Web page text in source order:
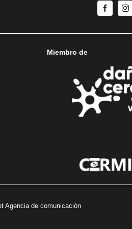
Miembro de
Agencia de comunicación